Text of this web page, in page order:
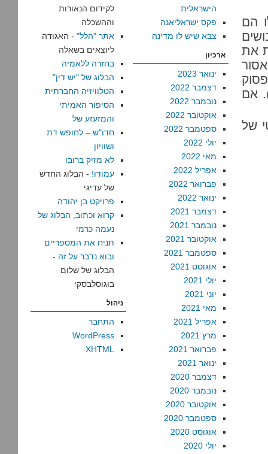
הם
את
אם
של
הישראלית
פקס ישראליאנה
צבא שיש לו מדינה
ארכיון
ינואר 2023
דצמבר 2022
נובמבר 2022
אוקטובר 2022
ספטמבר 2022
יולי 2022
מאי 2022
אפריל 2022
פברואר 2022
ינואר 2022
דצמבר 2021
נובמבר 2021
אוקטובר 2021
ספטמבר 2021
אוגוסט 2021
יולי 2021
יוני 2021
מאי 2021
אפריל 2021
מרץ 2021
פברואר 2021
ינואר 2021
דצמבר 2020
נובמבר 2020
אוקטובר 2020
ספטמבר 2020
אוגוסט 2020
יולי 2020
לקידום הנאורות
וההשכלה
אתר "הלל" - האגודה
ליוצאים בשאלה
בחזרה ללאמיה
הבלוג של "יש דין"
הטלוויזיה החברתית
הסיפור האמיתי
והמזעזע של
חדו"ש – לחופש דת
ושוויון
לא מזיק ברובו
עמודו! - הבלוג החדש
של עדיגי
פרויקט בן יהודה
קרוא וכתוב, הבלוג של
נעמה כרמי
תניח את המספריים
ובוא נדבר על זה -
הבלוג של שלום
בוגוסלבסקי
ניהול
התחבר
WordPress
XHTML